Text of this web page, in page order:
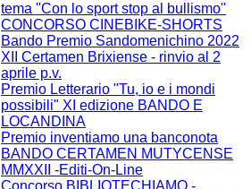
tema ''Con lo sport stop al bullismo''
CONCORSO CINEBIKE-SHORTS
Bando Premio Sandomenichino 2022
XII Certamen Brixiense - rinvio al 2
aprile p.v.
Premio Letterario "Tu, io e i mondi
possibili" XI edizione BANDO E
LOCANDINA
Premio inventiamo una banconota
BANDO CERTAMEN MUTYCENSE
MMXXII -Editi-On-Line